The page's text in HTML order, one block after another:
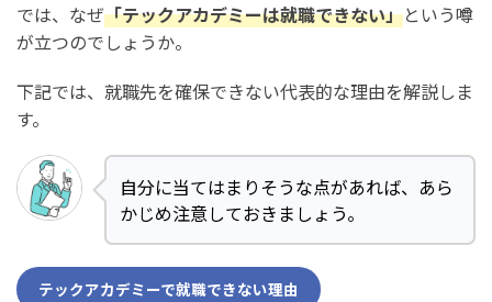
では、なぜ「テックアカデミーは就職できない」という噂
が立つのでしょうか。
下記では、就職先を確保できない代表的な理由を解説しま
す。
自分に当てはまりそうな点があれば、あら
かじめ注意しておきましょう。
テックアカデミーで就職できない理由